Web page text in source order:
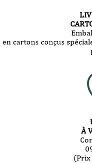
en cartons conçus
À
(Prix